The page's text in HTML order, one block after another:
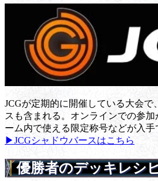
JCGが定期的に開催している大会で
スも含まれる。オンラインでの参
ーム内で使える限定称号などが入手
▶JCGシャドウバースはこちら
優勝者のデッキレシ